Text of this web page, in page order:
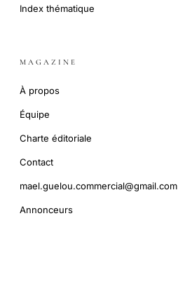
Index thématique
MAGAZINE
À propos
Équipe
Charte éditoriale
Contact
mael.guelou.commercial@gmail.com
Annonceurs